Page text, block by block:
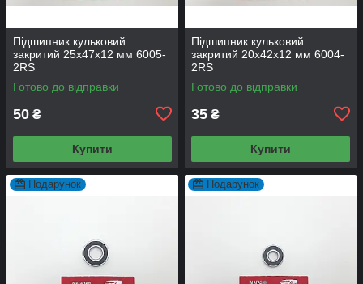
Підшипник кульковий
закритий 25х47х12 мм 6005-
2RS
Готово до відправки
50 ₴
Купити
Підшипник кульковий
закритий 20х42х12 мм 6004-
2RS
Готово до відправки
35 ₴
Купити
Подарунок Подарунок